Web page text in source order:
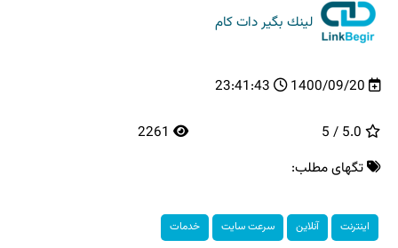
لینك بگیر دات كام
1400/09/20
23:41:43
تگهای مطلب:
اینترنت آنلاین سرعت سایت خدمات